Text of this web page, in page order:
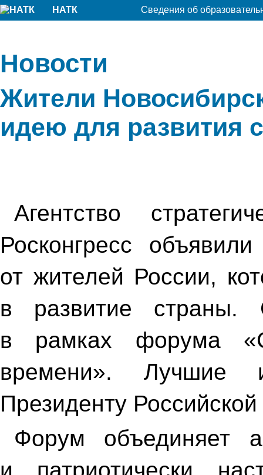
НАТК Сведения об
Новости
Жители
идею для развития
Агентство
Росконгресс
от жителей России,
в развитие страны.
в рамках форума
времени». Лучшие
Президенту
Форум объединяет